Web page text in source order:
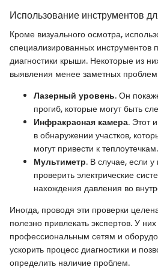
Использование инструментов
Кроме визуального осмотра,
специализированных инструментов
диагностики крыши. Некоторые из
выявления менее заметных
Лазерный уровень. Он
прогиб, которые могут быть
Инфракрасная камера. Этот
в обнаружении участков,
могут привести к теплоутечкам.
Мультиметр. В случае, если у
проверить электрические
нахождения давления во
Иногда, проводя эти проверки
полезно привлекать экспертов. У них
профессиональным сетям и
ускорить процесс диагностики и
определить наличие проблем.